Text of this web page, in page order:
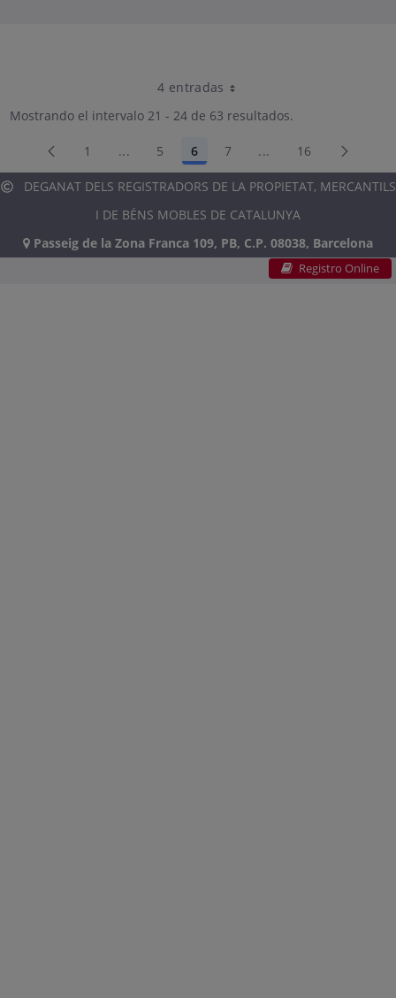
4 entradasPor página
Mostrando el intervalo 21 - 24 de 63 resultados.
Página
1 ...Páginas intermedias Use TAB para
Página
5 Página
6 Página
7 ...Páginas intermedias
Página
16
DEGANAT DELS REGISTRADORS DE LA PROPIETAT, MERCANTILS
I DE BÉNS MOBLES DE CATALUNYA
Passeig de la Zona Franca 109, PB, C.P. 08038, Barcelona
Registro Online